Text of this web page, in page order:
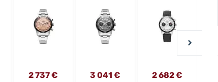
2 737 € 3 041 € 2 682 €